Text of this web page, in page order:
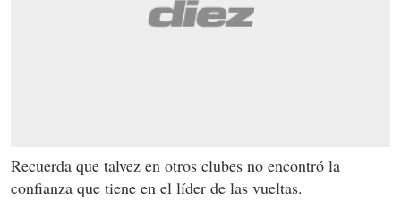
Recuerda que talvez en otros clubes no encontró la
confianza que tiene en el líder de las vueltas.